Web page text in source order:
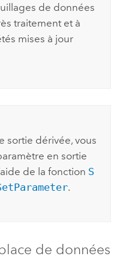
de données
traitement et à
mises à jour
sortie dérivée, vous
en sortie
de la fonction S
.
de données